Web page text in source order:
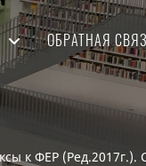
ОБРАТНАЯ
к ФЕР (Ред.2017г.).